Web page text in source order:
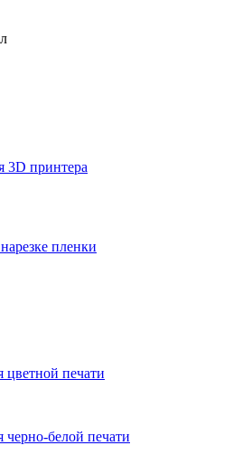
3D принтера
пленки
цветной печати
черно-белой печати